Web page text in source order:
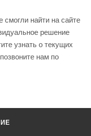
найти на сайте
решение
узнать о текущих
нам по